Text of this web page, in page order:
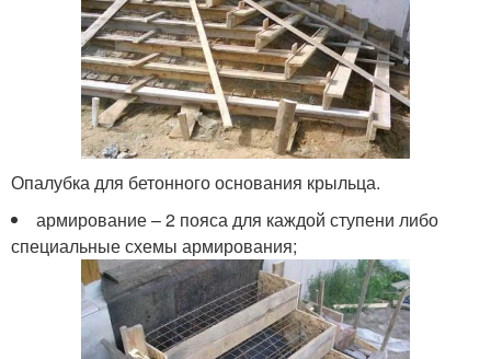
Опалубка для бетонного основания крыльца.
армирование – 2 пояса для каждой ступени либо
специальные схемы армирования;